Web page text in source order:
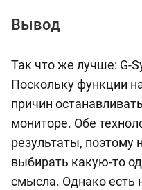
Вывод
Так что же лучше: G-
Поскольку функции
причин
мониторе. Обе
результаты,
выбирать какую-то
смысла. Однако есть